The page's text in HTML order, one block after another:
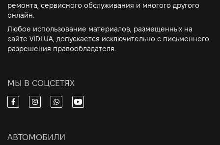
ремонта, сервисного обслуживания и многого другого
онлайн.
Любое использование материалов, размещенных на
сайте VIDI.UA, допускается исключительно с письменного
разрешения правообладателя.
МЫ В СОЦСЕТЯХ
АВТОМОБИЛИ